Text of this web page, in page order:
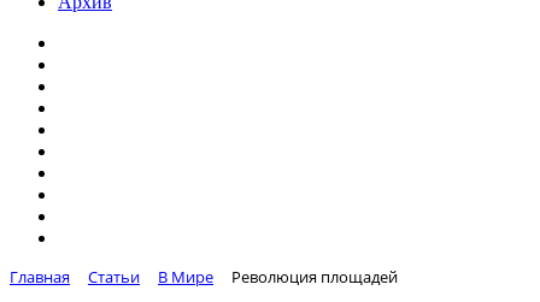
Главная Статьи В Мире Революция площадей